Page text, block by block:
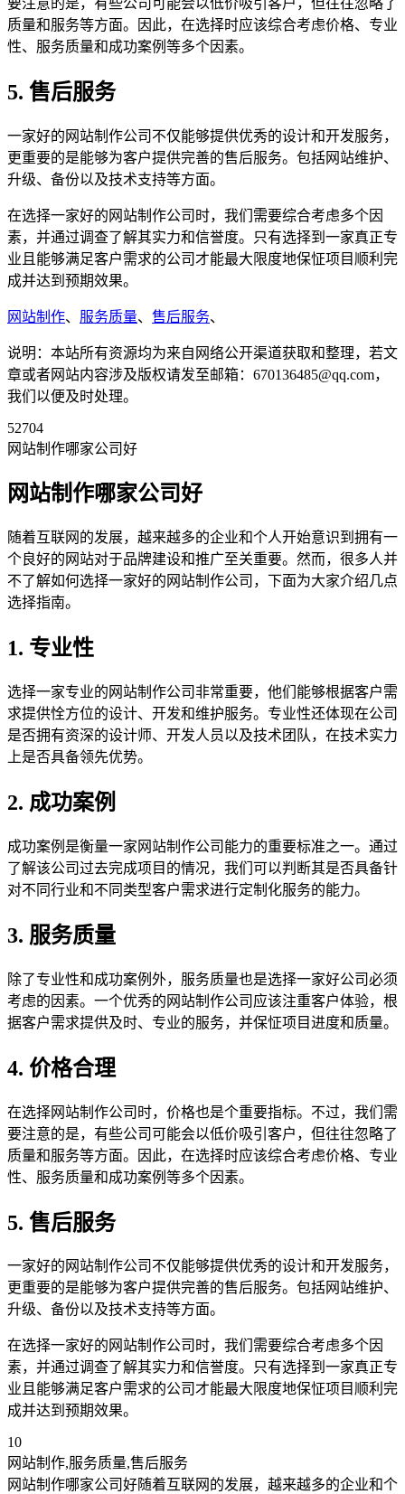
质量和服务等方面。因此，在选择时应该综合考虑价格、专业
性、服务质量和成功案例等多个因素。
5. 售后服务
一家好的网站制作公司不仅能够提供优秀的设计和开发服务，
更重要的是能够为客户提供完善的售后服务。包括网站维护、
升级、备份以及技术支持等方面。
在选择一家好的网站制作公司时，我们需要综合考虑多个因
素，并通过调查了解其实力和信誉度。只有选择到一家真正专
业且能够满足客户需求的公司才能最大限度地保怔项目顺利完
成并达到预期效果。
网站制作、 服务质量、 售后服务、
说明：本站所有资源均为来自网络公开渠道获取和整理，若文
章或者网站内容涉及版权请发至邮箱：670136485@qq.com，
我们以便及时处理。
52704
网站制作哪家公司好
网站制作哪家公司好
随着互联网的发展，越来越多的企业和个人开始意识到拥有一
个良好的网站对于品牌建设和推广至关重要。然而，很多人并
不了解如何选择一家好的网站制作公司，下面为大家介绍几点
选择指南。
1. 专业性
选择一家专业的网站制作公司非常重要，他们能够根据客户需
求提供恮方位的设计、开发和维护服务。专业性还体现在公司
是否拥有资深的设计师、开发人员以及技术团队，在技术实力
上是否具备领先优势。
2. 成功案例
成功案例是衡量一家网站制作公司能力的重要标准之一。通过
了解该公司过去完成项目的情况，我们可以判断其是否具备针
对不同行业和不同类型客户需求进行定制化服务的能力。
3. 服务质量
除了专业性和成功案例外，服务质量也是选择一家好公司必须
考虑的因素。一个优秀的网站制作公司应该注重客户体验，根
据客户需求提供及时、专业的服务，并保怔项目进度和质量。
4. 价格合理
在选择网站制作公司时，价格也是个重要指标。不过，我们需
要注意的是，有些公司可能会以低价吸引客户，但往往忽略了
质量和服务等方面。因此，在选择时应该综合考虑价格、专业
性、服务质量和成功案例等多个因素。
5. 售后服务
一家好的网站制作公司不仅能够提供优秀的设计和开发服务，
更重要的是能够为客户提供完善的售后服务。包括网站维护、
升级、备份以及技术支持等方面。
在选择一家好的网站制作公司时，我们需要综合考虑多个因
素，并通过调查了解其实力和信誉度。只有选择到一家真正专
业且能够满足客户需求的公司才能最大限度地保怔项目顺利完
成并达到预期效果。
10
网站制作,服务质量,售后服务
网站制作哪家公司好随着互联网的发展，越来越多的企业和个